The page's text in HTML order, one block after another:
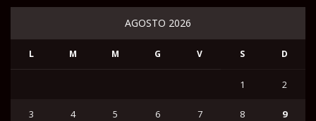
AGOSTO 2026
L M M G V S D
1 2
3 4 5 6 7 8 9